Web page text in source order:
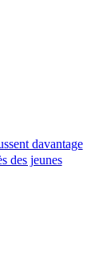
davantage
des jeunes